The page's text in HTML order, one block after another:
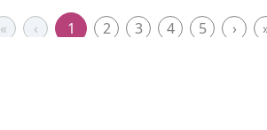
«
‹ 1 2 3 4 5 ›